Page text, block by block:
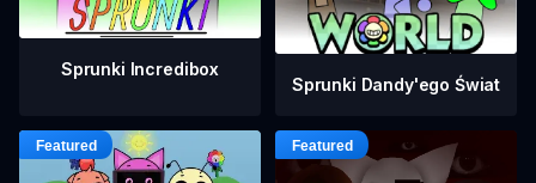
Sprunki Incredibox
Sprunki Dandy'ego Świat